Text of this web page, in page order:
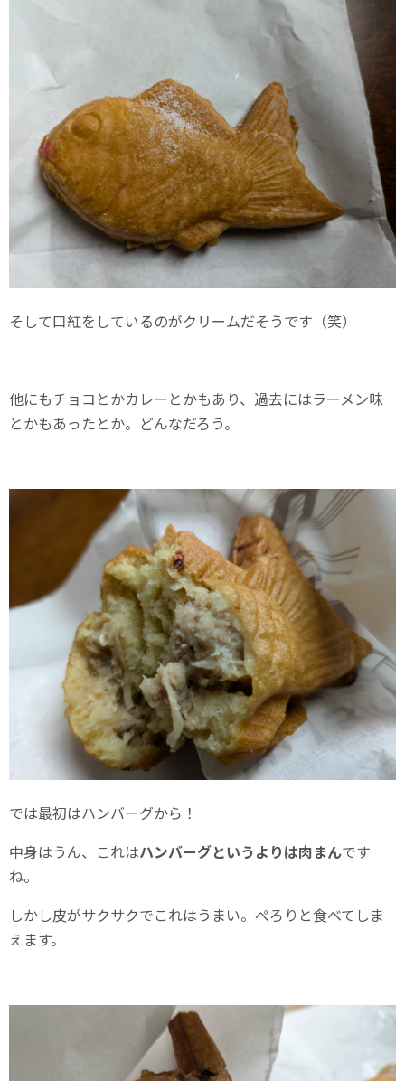
そして口紅をしているのがクリームだそうです（笑）
他にもチョコとかカレーとかもあり、過去にはラーメン味
とかもあったとか。どんなだろう。
では最初はハンバーグから！
中身はうん、これはハンバーグというよりは肉まんです
ね。
しかし皮がサクサクでこれはうまい。ぺろりと食べてしま
えます。